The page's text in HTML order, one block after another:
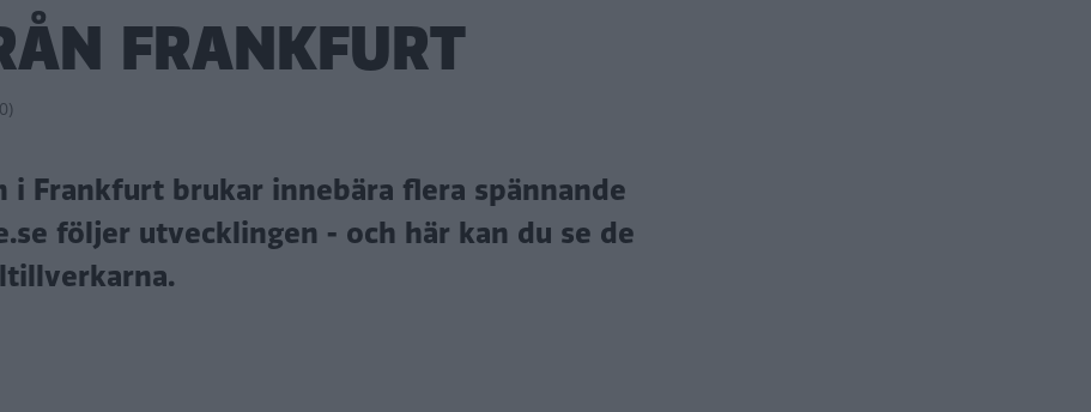
FRANKFURT
i Frankfurt brukar innebära flera spännande
följer utvecklingen - och här kan du se de